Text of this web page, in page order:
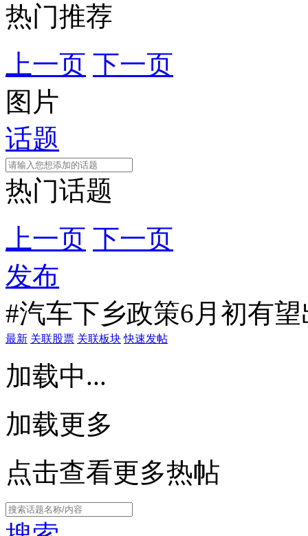
热门推荐
上一页 下一页
图片
话题
热门话题
上一页 下一页
发布
#汽车下乡政策6月初有
最新 关联股票 关联板块 快速发帖
加载中...
加载更多
点击查看更多热帖